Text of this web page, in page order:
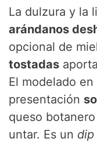
La dulzura y la
arándanos
opcional de
tostadas
El modelado
presentación
queso
untar. Es un dip